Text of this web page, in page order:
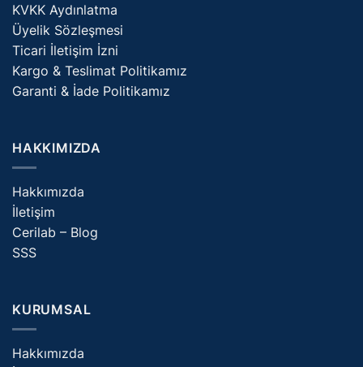
KVKK Aydınlatma
Üyelik Sözleşmesi
Ticari İletişim İzni
Kargo & Teslimat Politikamız
Garanti & İade Politikamız
HAKKIMIZDA
Hakkımızda
İletişim
Cerilab – Blog
SSS
KURUMSAL
Hakkımızda